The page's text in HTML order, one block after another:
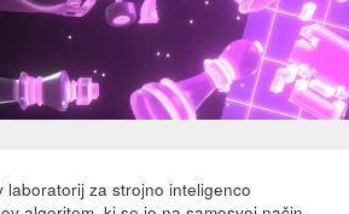
za strojno inteligenco